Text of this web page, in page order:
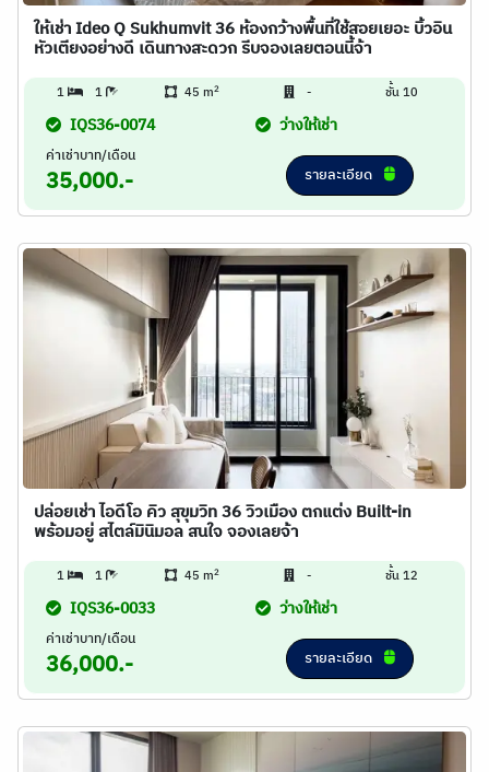
ให้เช่า Ideo Q Sukhumvit 36 ห้องกว้างพื้นที่ใช้สอยเยอะ บิ้วอิน
หัวเตียงอย่างดี เดินทางสะดวก รีบจองเลยตอนนี้จ้า
1 1 45 m2 - ชั้น 10
IQS36-0074 ว่างให้เช่า
ค่าเช่าบาท/เดือน
35,000.- รายละเอียด
ปล่อยเช่า ไอดีโอ คิว สุขุมวิท 36 วิวเมือง ตกแต่ง Built-in
พร้อมอยู่ สไตล์มินิมอล สนใจ จองเลยจ้า
1 1 45 m2 - ชั้น 12
IQS36-0033 ว่างให้เช่า
ค่าเช่าบาท/เดือน
36,000.- รายละเอียด